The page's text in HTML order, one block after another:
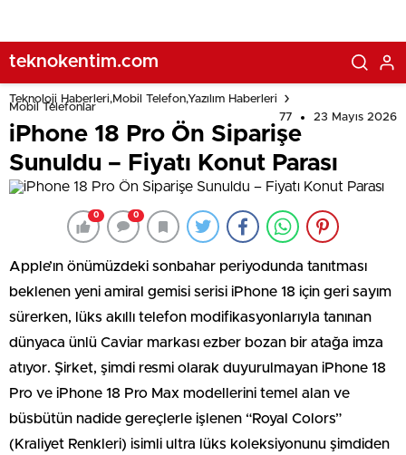
teknokentim.com
Teknoloji Haberleri,Mobil Telefon,Yazılım Haberleri
Mobil Telefonlar
77
23 Mayıs 2026
iPhone 18 Pro Ön Siparişe
Sunuldu – Fiyatı Konut Parası
0 0
Apple’ın önümüzdeki sonbahar periyodunda tanıtması
beklenen yeni amiral gemisi serisi iPhone 18 için geri sayım
sürerken, lüks akıllı telefon modifikasyonlarıyla tanınan
dünyaca ünlü Caviar markası ezber bozan bir atağa imza
atıyor. Şirket, şimdi resmi olarak duyurulmayan iPhone 18
Pro ve iPhone 18 Pro Max modellerini temel alan ve
büsbütün nadide gereçlerle işlenen “Royal Colors”
(Kraliyet Renkleri) isimli ultra lüks koleksiyonunu şimdiden